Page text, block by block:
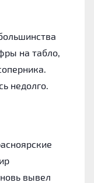
на табло,
недолго.
вывел